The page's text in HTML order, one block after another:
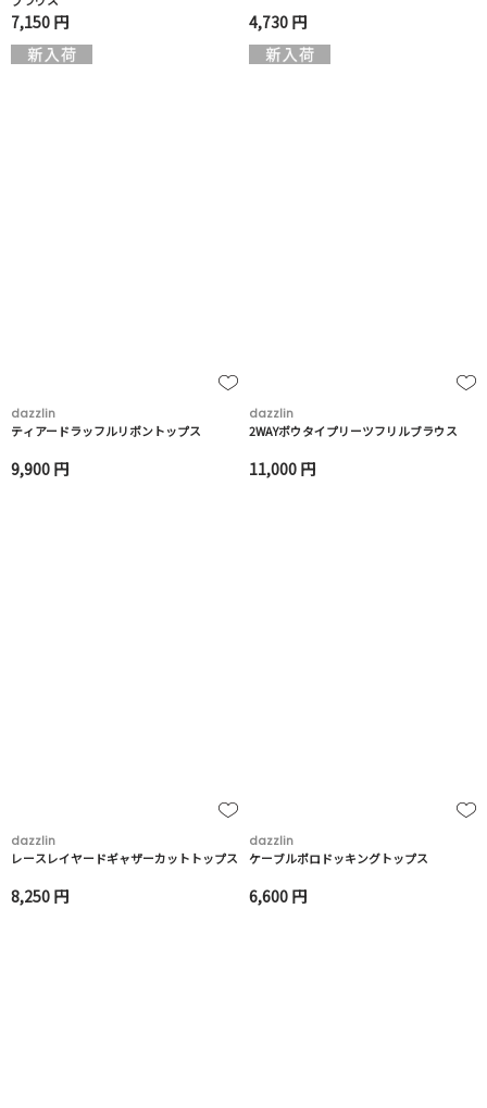
7,150 円 4,730 円
dazzlin
ティアードラッフルリボントップス
9,900 円
dazzlin
2WAYボウタイプリーツフリルブラウス
11,000 円
dazzlin
レースレイヤードギャザーカットトップス
8,250 円
dazzlin
ケーブルポロドッキングトップス
6,600 円